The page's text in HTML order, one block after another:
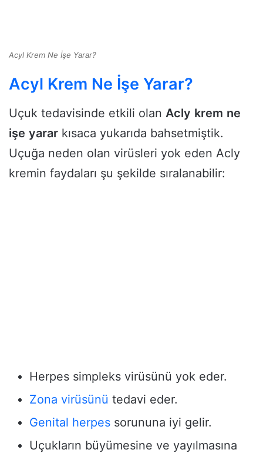
Acyl Krem Ne İşe Yarar?
Acyl Krem Ne İşe Yarar?
Uçuk tedavisinde etkili olan Acly krem ne
işe yarar kısaca yukarıda bahsetmiştik.
Uçuğa neden olan virüsleri yok eden Acly
kremin faydaları şu şekilde sıralanabilir:
Herpes simpleks virüsünü yok eder.
Zona virüsünü tedavi eder.
Genital herpes sorununa iyi gelir.
Uçukların büyümesine ve yayılmasına